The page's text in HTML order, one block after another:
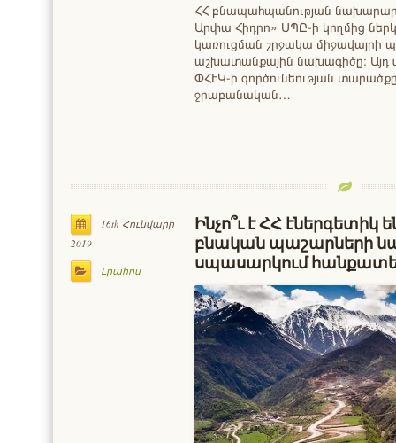
ՀՀ բնապահպանության
Արփա Հիդրո» ՍՊԸ-ի կողմից
կառուցման շրջակա միջավայրի
աշխատանքային նախագիծը։ Այդ
ՓՀԷԿ-ի գործունեության
ջրաբանական…
16th Հունվարի
2019
Լրահոս
Ինչո՞ւ է ՀՀ
բնական պաշարների
սպասարկում